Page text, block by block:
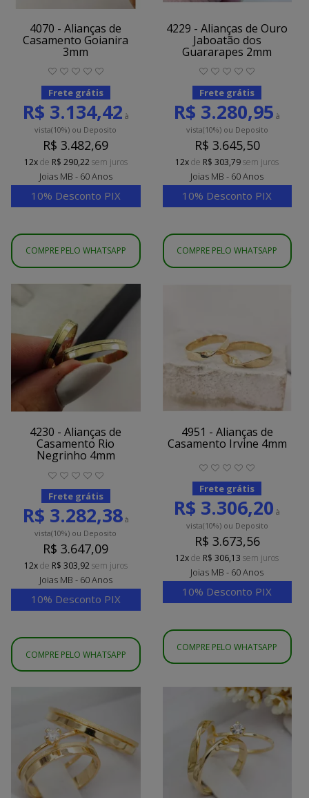
4070 - Alianças de
Casamento Goianira
3mm
Frete grátis
R$ 3.134,42 à
vista(10%) ou Deposito
R$ 3.482,69
12xde R$ 290,22sem juros
Joias MB - 60 Anos
10% Desconto PIX
COMPRE PELO WHATSAPP
4229 - Alianças de Ouro
Jaboatão dos
Guararapes 2mm
Frete grátis
R$ 3.280,95 à
vista(10%)ou Deposito
R$ 3.645,50
12xde R$ 303,79sem juros
Joias MB - 60 Anos
10% Desconto PIX
COMPRE PELO WHATSAPP
4230 - Alianças de
Casamento Rio
Negrinho 4mm
Frete grátis
R$ 3.282,38à
vista(10%) ou Deposito
R$ 3.647,09
12xde R$ 303,92sem juros
Joias MB - 60 Anos
10% Desconto PIX
COMPRE PELO WHATSAPP
4951 - Alianças de
Casamento Irvine 4mm
Frete grátis
R$ 3.306,20 à
vista(10%)ou Deposito
R$ 3.673,56
12xde R$ 306,13 sem juros
Joias MB - 60 Anos
10% Desconto PIX
COMPRE PELO WHATSAPP